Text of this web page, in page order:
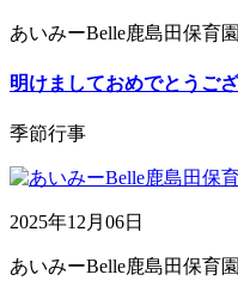
あいみーBelle鹿島田保育園
明けましておめでとうご
季節行事
2025年12月06日
あいみーBelle鹿島田保育園